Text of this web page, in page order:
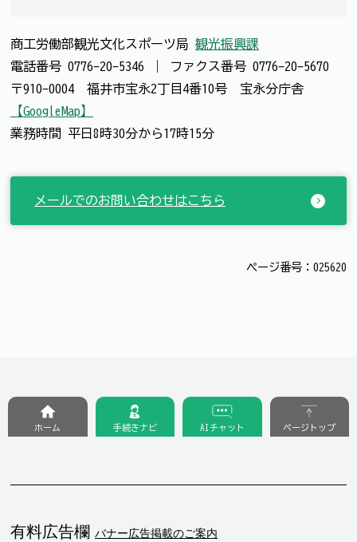
商工労働部観光文化スポーツ局 観光振興課
電話番号 0776-20-5346 ファクス番号 0776-20-5670
〒910-0004 福井市宝永2丁目4番10号 宝永分庁舎
【GoogleMap】
業務時間 平日8時30分から17時15分
メールでのお問い合わせはこちら
ページ番号：025620
有料広告欄 バナー広告掲載のご案内
ホーム 手続きナビ AIチャット ページトップ